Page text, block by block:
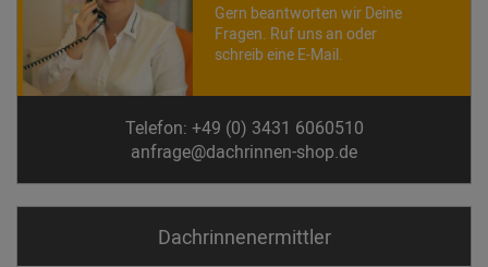
Gern beantworten wir Deine
Fragen. Ruf uns an oder
schreib eine E-Mail.
Telefon: +49 (0) 3431 6060510
anfrage@dachrinnen-shop.de
Dachrinnen­ermittler